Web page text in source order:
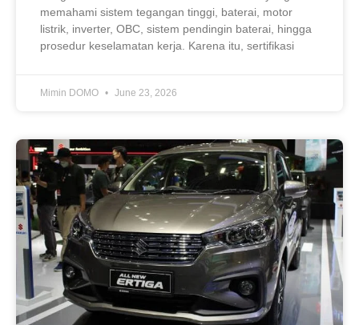
memahami sistem tegangan tinggi, baterai, motor
listrik, inverter, OBC, sistem pendingin baterai, hingga
prosedur keselamatan kerja. Karena itu, sertifikasi
Mimin DOMO June 23, 2026